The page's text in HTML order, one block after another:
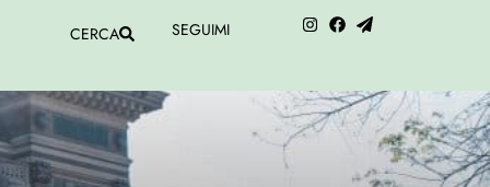
CERCA SEGUIMI